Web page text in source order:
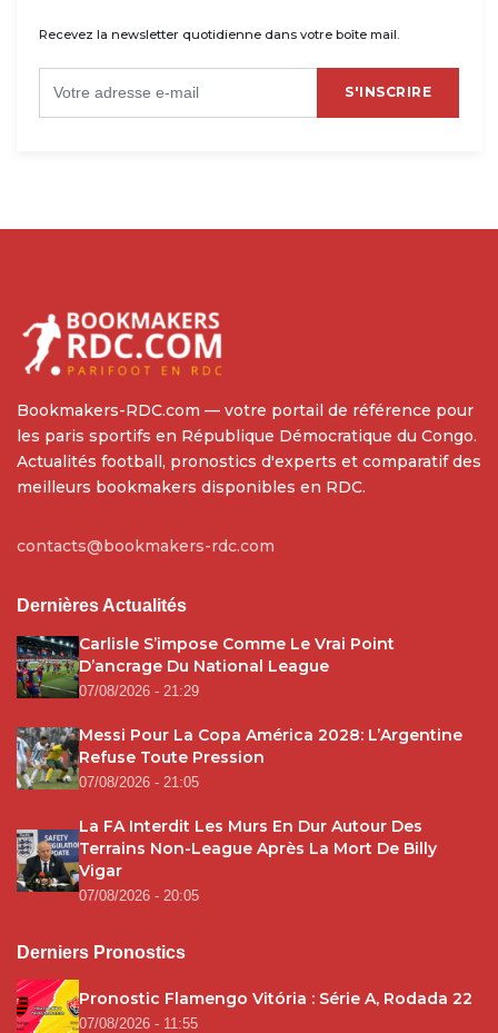
Recevez la newsletter quotidienne dans votre boîte mail.
S'INSCRIRE
Bookmakers-RDC.com — votre portail de référence pour
les paris sportifs en République Démocratique du Congo.
Actualités football, pronostics d'experts et comparatif des
meilleurs bookmakers disponibles en RDC.
contacts@bookmakers-rdc.com
Dernières Actualités
Carlisle S’impose Comme Le Vrai Point
D’ancrage Du National League
07/08/2026 - 21:29
Messi Pour La Copa América 2028: L’Argentine
Refuse Toute Pression
07/08/2026 - 21:05
La FA Interdit Les Murs En Dur Autour Des
Terrains Non-League Après La Mort De Billy
Vigar
07/08/2026 - 20:05
Derniers Pronostics
Pronostic Flamengo Vitória : Série A, Rodada 22
07/08/2026 - 11:55